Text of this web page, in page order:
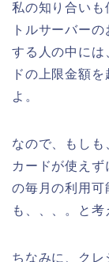
私の知り合いも
トルサーバー
する人の中には
ドの上限金額
よ。
なので、もしも
カードが使え
の毎月の利用可
も、、、。と
ちなみに、クレ